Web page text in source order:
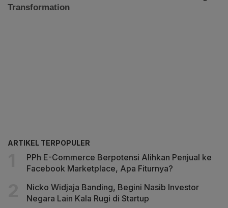
ARTIKEL TERPOPULER
PPh E-Commerce Berpotensi Alihkan Penjual ke
Facebook Marketplace, Apa Fiturnya?
Nicko Widjaja Banding, Begini Nasib Investor
Negara Lain Kala Rugi di Startup